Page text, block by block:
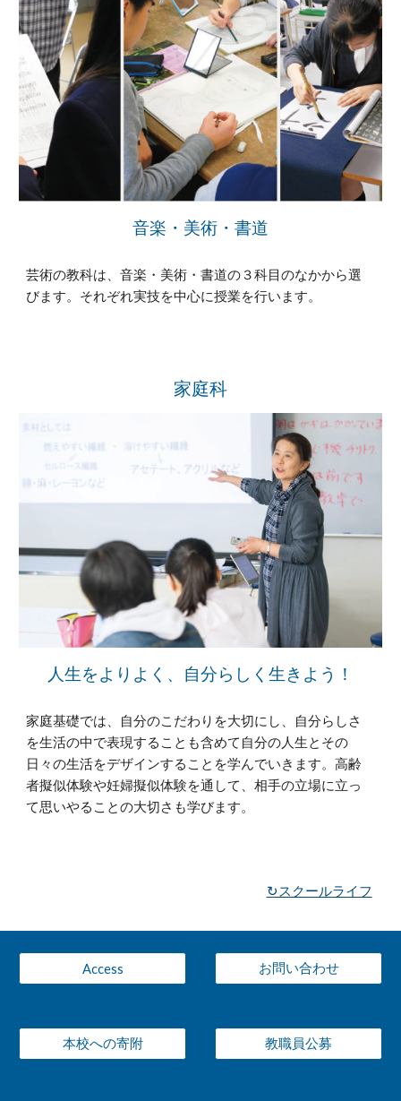
音楽・美術・書道
芸術の教科は、音楽・美術・書道の３科目のなかから選
びます。それぞれ実技を中心に授業を行います。
家庭科
人生をよりよく、自分らしく生きよう！
家庭基礎では、自分のこだわりを大切にし、自分らしさ
を生活の中で表現することも含めて自分の人生とその
日々の生活をデザインすることを学んでいきます。高齢
者擬似体験や妊婦擬似体験を通して、相手の立場に立っ
て思いやることの大切さも学びます。
↻スクールライフ
Access お問い合わせ
本校への寄附 教職員公募